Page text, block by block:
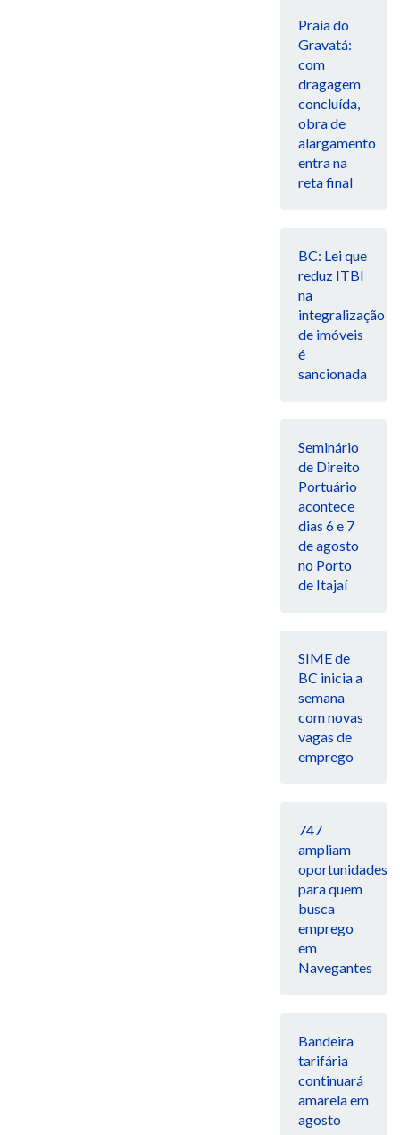
Praia do
Gravatá:
com
dragagem
concluída,
obra de
alargamento
entra na
reta final
BC: Lei que
reduz ITBI
na
integralização
de imóveis
é
sancionada
Seminário
de Direito
Portuário
acontece
dias 6 e 7
de agosto
no Porto
de Itajaí
SIME de
BC inicia a
semana
com novas
vagas de
emprego
747
ampliam
oportunidades
para quem
busca
emprego
em
Navegantes
Bandeira
tarifária
continuará
amarela em
agosto